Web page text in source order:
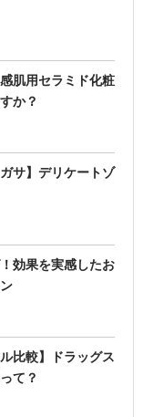
肌用セラミド化粧
か？
サ】デリケートゾ
効果を実感したお
比較】ドラッグス
て？